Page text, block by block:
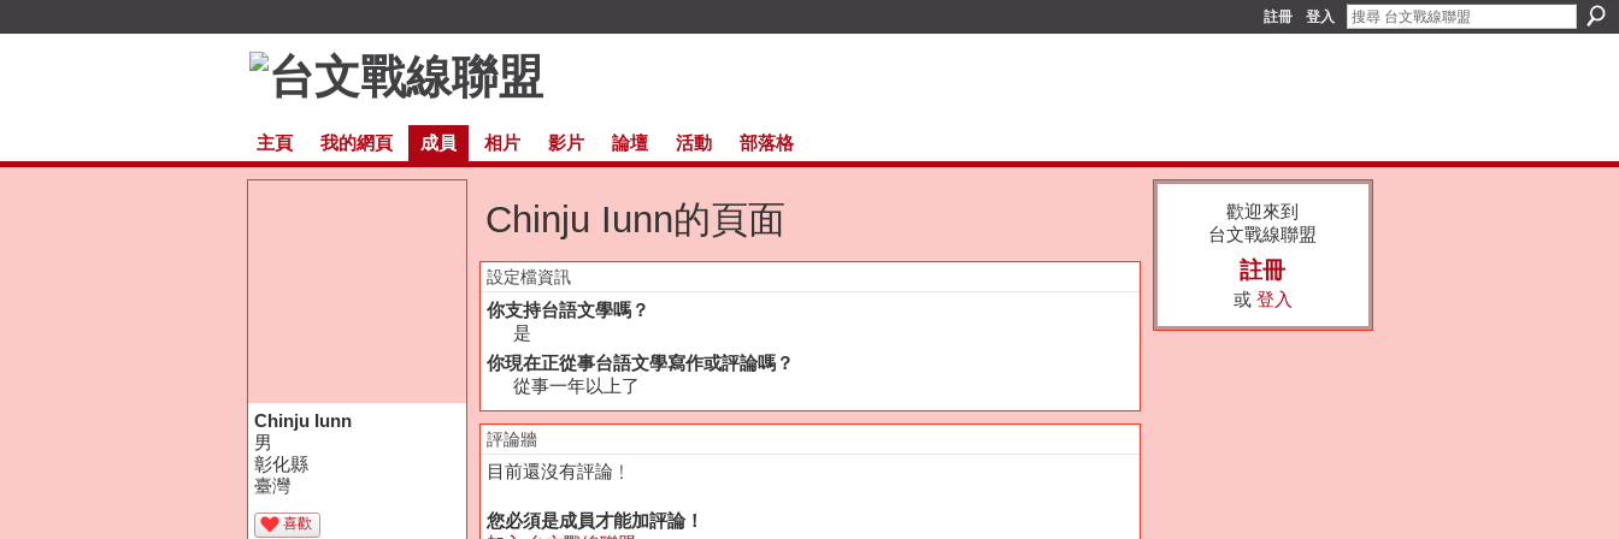
註冊 登入
主頁 我的網頁 成員 相片 影片 論壇 活動 部落格
Chinju Iunn
男
彰化縣
臺灣
喜歡
Chinju Iunn的頁面
設定檔資訊
你支持台語文學嗎？
是
你現在正從事台語文學寫作或評論嗎？
從事一年以上了
評論牆
目前還沒有評論﹗
您必須是成員才能加評論！
歡迎來到
台文戰線聯盟
註冊
或 登入